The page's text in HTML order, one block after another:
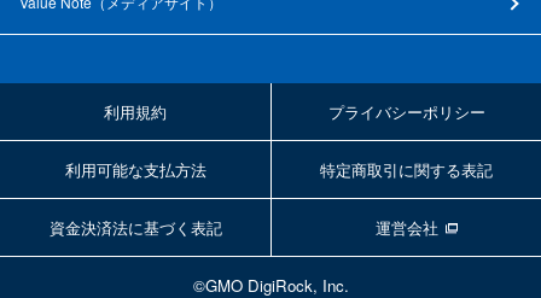
利用規約 プライバシーポリシー
利用可能な支払方法 特定商取引に関する表記
資金決済法に基づく表記 運営会社
©GMO DigiRock, Inc.